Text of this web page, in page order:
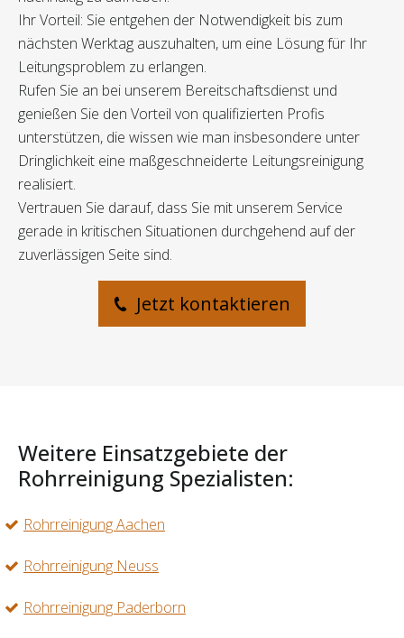
Ihr Vorteil: Sie entgehen der Notwendigkeit bis zum
nächsten Werktag auszuhalten, um eine Lösung für Ihr
Leitungsproblem zu erlangen.
Rufen Sie an bei unserem Bereitschaftsdienst und
genießen Sie den Vorteil von qualifizierten Profis
unterstützen, die wissen wie man insbesondere unter
Dringlichkeit eine maßgeschneiderte Leitungsreinigung
realisiert.
Vertrauen Sie darauf, dass Sie mit unserem Service
gerade in kritischen Situationen durchgehend auf der
zuverlässigen Seite sind.
Jetzt kontaktieren
Weitere Einsatzgebiete der
Rohrreinigung Spezialisten:
Rohrreinigung Aachen
Rohrreinigung Neuss
Rohrreinigung Paderborn